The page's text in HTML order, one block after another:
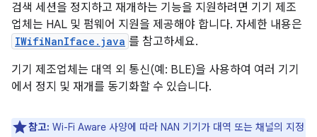
검색 세션을 정지하고 재개하는 기능을 지원하려면 기기 제조
업체는 HAL 및 펌웨어 지원을 제공해야 합니다. 자세한 내용은
IWifiNanIface.java 를 참고하세요.
기기 제조업체는 대역 외 통신(예: BLE)을 사용하여 여러 기기
에서 정지 및 재개를 동기화할 수 있습니다.
참고: Wi-Fi Aware 사양에 따라 NAN 기기가 대역 또는 채널의 지정